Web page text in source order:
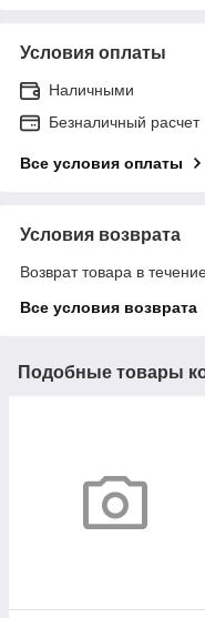
Условия оплаты
Наличными
Безналичный расчет
Все условия оплаты
Условия возврата
Возврат товара в
Все условия возврата
Подобные товары